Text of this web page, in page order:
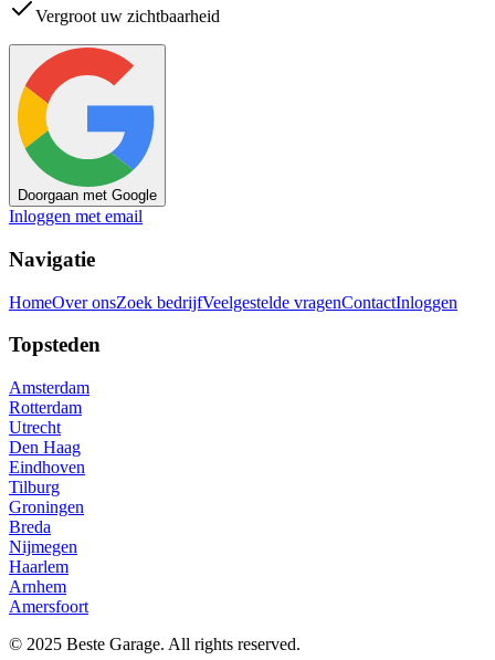
Vergroot uw zichtbaarheid
Doorgaan met Google
Inloggen met email
Navigatie
HomeOver onsZoek bedrijfVeelgestelde vragenContactInloggen
Topsteden
Amsterdam
Rotterdam
Utrecht
Den Haag
Eindhoven
Tilburg
Groningen
Breda
Nijmegen
Haarlem
Arnhem
Amersfoort
© 2025 Beste Garage. All rights reserved.